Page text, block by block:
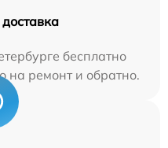
бесплатно
на ремонт и обратно.